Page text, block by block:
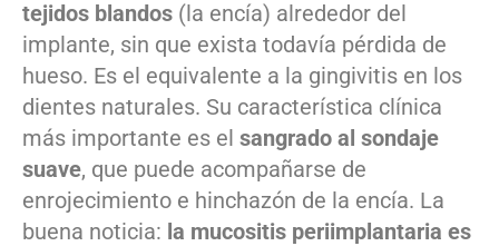
tejidos blandos (la encía) alrededor del
implante, sin que exista todavía pérdida de
hueso. Es el equivalente a la gingivitis en los
dientes naturales. Su característica clínica
más importante es el sangrado al sondaje
suave, que puede acompañarse de
enrojecimiento e hinchazón de la encía. La
buena noticia: la mucositis periimplantaria es